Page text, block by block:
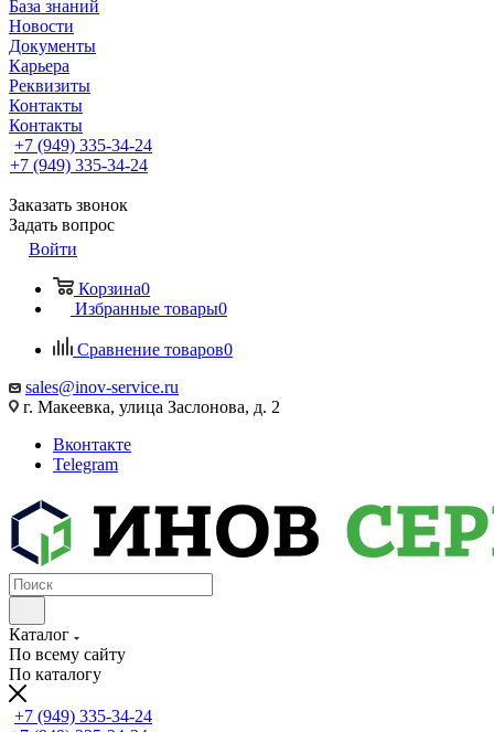
База знаний
Новости
Документы
Карьера
Реквизиты
Контакты
Контакты
+7 (949) 335-34-24
+7 (949) 335-34-24
Заказать звонок
Задать вопрос
Войти
Корзина0
Избранные товары0
Сравнение товаров0
sales@inov-service.ru
г. Макеевка, улица Заслонова, д. 2
Вконтакте
Telegram
Каталог
По всему сайту
По каталогу
+7 (949) 335-34-24